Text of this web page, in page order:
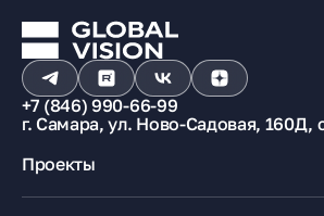
+7 (846) 990-66-99
г. Самара, ул. Ново-Садовая, 160Д,
Проекты